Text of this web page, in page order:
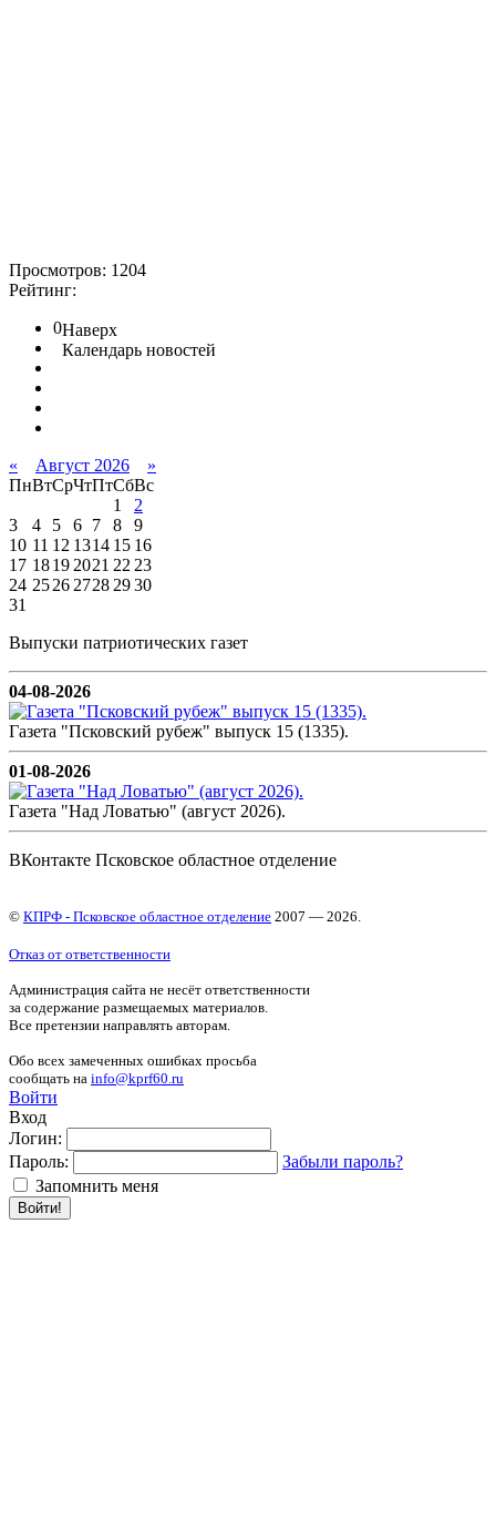
Просмотров: 1204
Рейтинг:
0Наверх
Календарь новостей
« Август 2026
»
ПнВтСрЧтПтСбВс
1
2
3
4 5 6 7 8
9
10 11 12 1314 15 16
17 18192021 2223
24 252627282930
31
Выпуски патриотических газет
04-08-2026
Газета "Псковский рубеж" выпуск 15 (1335).
01-08-2026
Газета "Над Ловатью" (август 2026).
ВКонтакте Псковское областное отделение
© КПРФ - Псковское областное отделение 2007 — 2026.
Отказ от ответственности
Администрация сайта не несёт ответственности
за содержание размещаемых материалов.
Все претензии направлять авторам.
Обо всех замеченных ошибках просьба
сообщать на info@kprf60.ru
Войти
Вход
Логин:
Пароль:
Забыли пароль?
Запомнить меня